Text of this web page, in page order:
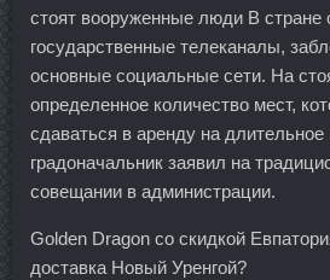
стоят вооруженные люди В
государственные телеканалы,
основные социальные сети. На
определенное количество мест,
сдаваться в аренду на
градоначальник заявил на
совещании в администрации.
Golden Dragon со скидкой
доставка Новый Уренгой?